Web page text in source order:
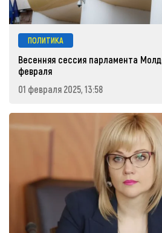
ПОЛИТИКА
Весенняя сессия парламента
февраля
01 февраля 2025, 13:58